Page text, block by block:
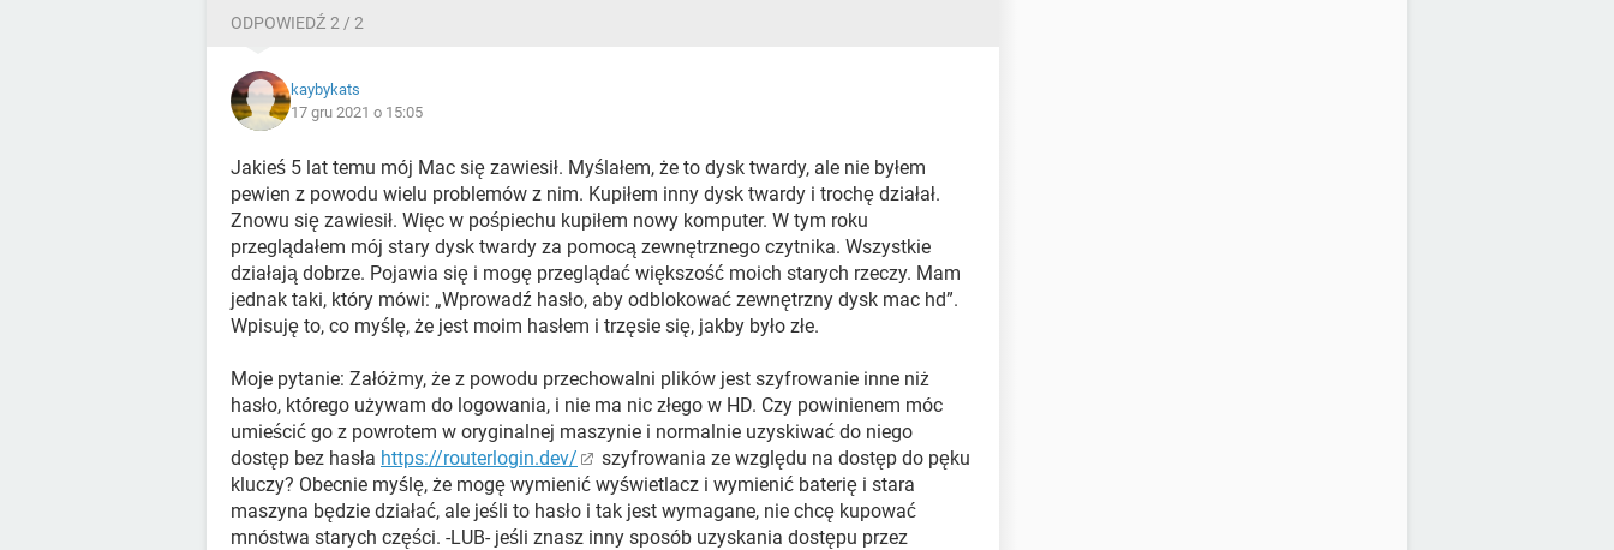
ODPOWIEDŹ 2 / 2
kaybykats
17 gru 2021 o 15:05
Jakieś 5 lat temu mój Mac się zawiesił. Myślałem, że to dysk twardy, ale nie byłem
pewien z powodu wielu problemów z nim. Kupiłem inny dysk twardy i trochę działał.
Znowu się zawiesił. Więc w pośpiechu kupiłem nowy komputer. W tym roku
przeglądałem mój stary dysk twardy za pomocą zewnętrznego czytnika. Wszystkie
działają dobrze. Pojawia się i mogę przeglądać większość moich starych rzeczy. Mam
jednak taki, który mówi: „Wprowadź hasło, aby odblokować zewnętrzny dysk mac hd”.
Wpisuję to, co myślę, że jest moim hasłem i trzęsie się, jakby było złe.
Moje pytanie: Załóżmy, że z powodu przechowalni plików jest szyfrowanie inne niż
hasło, którego używam do logowania, i nie ma nic złego w HD. Czy powinienem móc
umieścić go z powrotem w oryginalnej maszynie i normalnie uzyskiwać do niego
dostęp bez hasła https://routerlogin.dev/
szyfrowania ze względu na dostęp do pęku
kluczy? Obecnie myślę, że mogę wymienić wyświetlacz i wymienić baterię i stara
maszyna będzie działać, ale jeśli to hasło i tak jest wymagane, nie chcę kupować
mnóstwa starych części. -LUB- jeśli znasz inny sposób uzyskania dostępu przez